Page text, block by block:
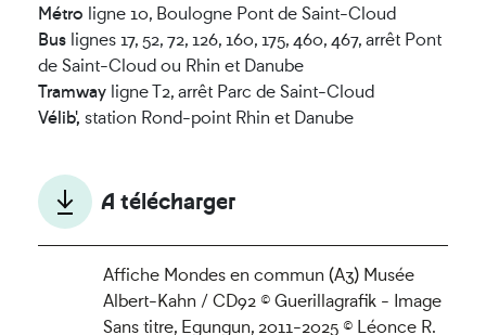
Métro ligne10, Boulogne Pont de Saint-Cloud
Bus lignes 17, 52, 72, 126, 160, 175, 460, 467, arrêt Pont
de Saint-Cloud ou Rhin et Danube
Tramway ligne T2, arrêt Parc de Saint-Cloud
Vélib', station Rond-point Rhin et Danube
A télécharger
Affiche Mondes en commun (A3) Musée
Albert-Kahn / CD92 © Guerillagrafik - Image
Sans titre, Egungun, 2011-2025 © Léonce R.